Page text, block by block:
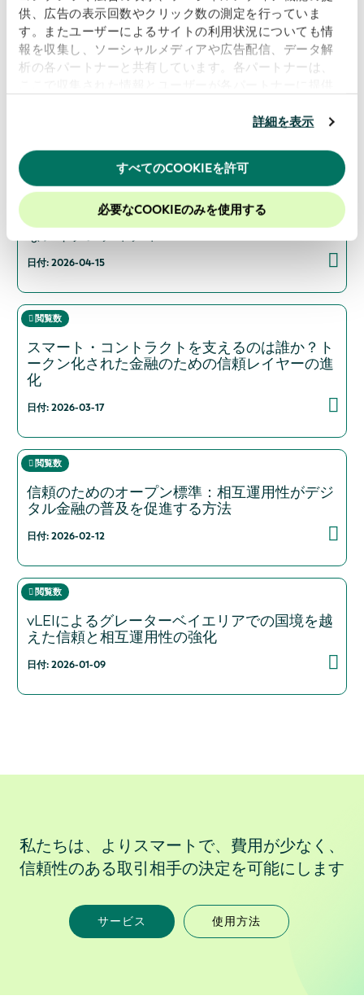
供、広告の表示回数やクリック数の測定を行っていま
す。またユーザーによるサイトの利用状況についても情
報を収集し、ソーシャルメディアや広告配信、データ解
析の各パートナーと共有しています。各パートナーは、
用したときに収集した他の情報を組み合わせて使用する
ッキーに同意したことになります。
当社のウェブサイトでのエクスペリエンスを向上させる
ために、Cookieを有効にしておくことをお勧めします。
詳細を表示
すべてのCOOKIEを許可
必要なCOOKIEのみを使用する
閲覧数
標準を設定する：デジタル世界における相互運
用性、アイデンティティ、データ
プロアクティブなポストトレード：データ、デ
ジタルチャネル、T+1への道における検証可能
なアイデンティティ
日付: 2026-04-15
閲覧数
スマート・コントラクトを支えるのは誰か？ト
ークン化された金融のための信頼レイヤーの進
化
日付: 2026-03-17
閲覧数
信頼のためのオープン標準：相互運用性がデジ
タル金融の普及を促進する方法
日付: 2026-02-12
閲覧数
vLEIによるグレーターベイエリアでの国境を越
えた信頼と相互運用性の強化
日付: 2026-01-09
私たちは、よりスマートで、費用が少なく、
信頼性のある取引相手の決定を可能にします
サービス 使用方法